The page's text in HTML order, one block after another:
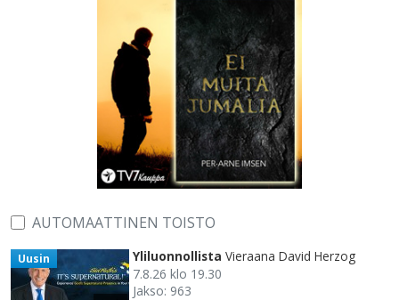
AUTOMAATTINEN TOISTO
Uusin Yliluonnollista Vieraana David Herzog
7.8.26 klo 19.30
Jakso: 963